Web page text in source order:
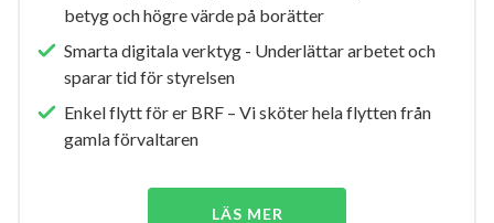
betyg och högre värde på borätter
Smarta digitala verktyg - Underlättar arbetet och
sparar tid för styrelsen
Enkel flytt för er BRF – Vi sköter hela flytten från
gamla förvaltaren
LÄS MER